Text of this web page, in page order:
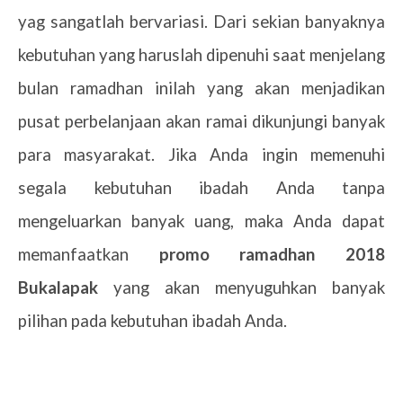
yag sangatlah bervariasi. Dari sekian banyaknya
kebutuhan yang haruslah dipenuhi saat menjelang
bulan ramadhan inilah yang akan menjadikan
pusat perbelanjaan akan ramai dikunjungi banyak
para masyarakat. Jika Anda ingin memenuhi
segala kebutuhan ibadah Anda tanpa
mengeluarkan banyak uang, maka Anda dapat
memanfaatkan promo ramadhan 2018
Bukalapak yang akan menyuguhkan banyak
pilihan pada kebutuhan ibadah Anda.